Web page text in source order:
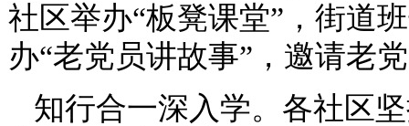
社区举办“板凳课堂”，街道
办“老党员讲故事”，邀请老
知行合一深入学。各社区